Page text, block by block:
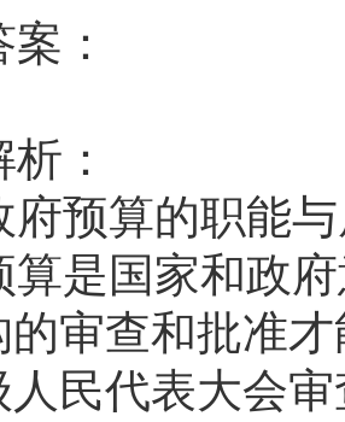
：
：
府预算的职能
算是国家和政
审查和批准
民代表大会